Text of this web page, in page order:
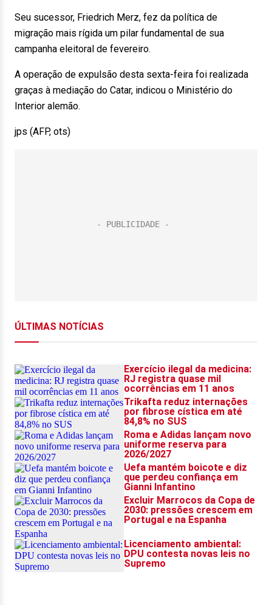
Seu sucessor, Friedrich Merz, fez da política de
migração mais rígida um pilar fundamental de sua
campanha eleitoral de fevereiro.
A operação de expulsão desta sexta-feira foi realizada
graças à mediação do Catar, indicou o Ministério do
Interior alemão.
jps (AFP, ots)